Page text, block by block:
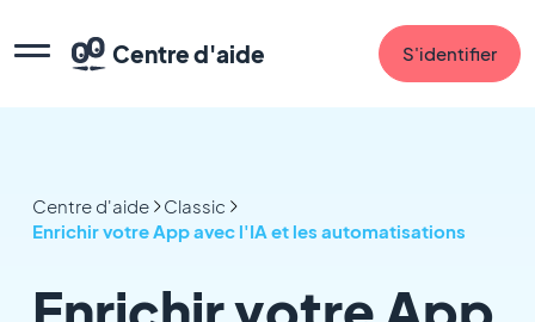
Centre d'aide S'identifier
Centre d'aide
Classic
Enrichir votre App avec l'IA et les automatisations